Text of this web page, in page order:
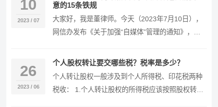
10
2023 / 07
意的15条铁规
大家好，我是董律师。今天（2023年7月10日），
网信办发布《关于加强“自媒体”管理的通知》，挥
态…
26
2023 / 06
个人股权转让要交哪些税？税率是多少？
个人转让股权一般涉及到个人所得税、印花税两种
税收： 1.个人转让股权的所得税应该按照股权转让